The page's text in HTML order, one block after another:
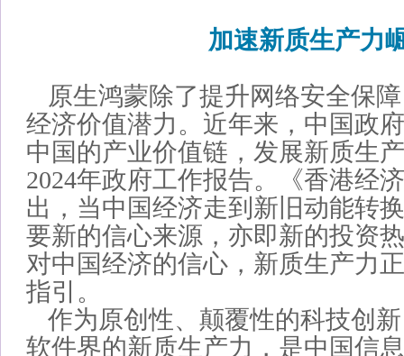
加速新质生产力
原生鸿蒙除了提升网络安全保
经济价值潜力。近年来，中国政
中国的产业价值链，发展新质生
2024年政府工作报告。《香港经
出，当中国经济走到新旧动能转
要新的信心来源，亦即新的投资
对中国经济的信心，新质生产力
指引。
作为原创性、颠覆性的科技创
软件界的新质生产力，是中国信